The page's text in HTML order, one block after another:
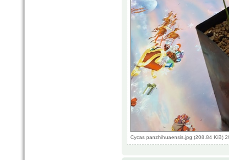
Cycas panzhihuaensis.jpg (208.84 KiB)